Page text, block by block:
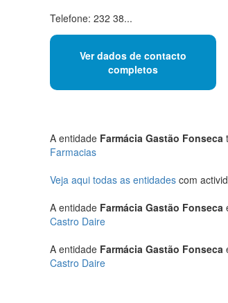
Telefone: 232 38...
Ver dados de contacto
completos
A entidade Farmácia Gastão Fonseca
Farmacias
Veja aqui todas as entidades com
A entidade Farmácia Gastão Fonseca
Castro Daire
A entidade Farmácia Gastão Fonseca
Castro Daire